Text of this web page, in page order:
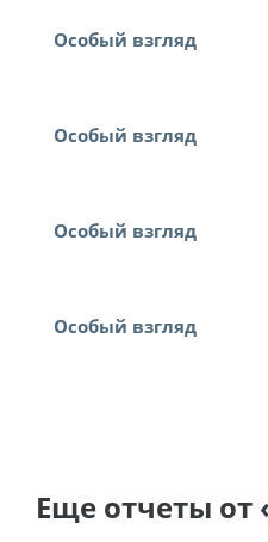
Особый взгляд
Особый взгляд
Особый взгляд
Особый взгляд
Еще отчеты от